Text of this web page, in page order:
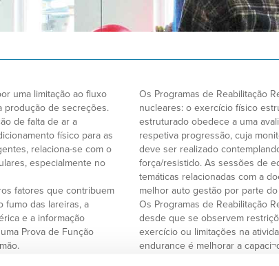
uma limitação ao fluxo
produção de secreções.
de falta de ar a
físico para as
relaciona-se com o
especialmente no
fatores que contribuem
fumo das lareiras, a
e a informação
Prova de Função
em grande
Os Programas de Reabilitação
nucleares: o exercício físico
estruturado obedece a uma
respetiva progressão, cuja
deve ser realizado
força/resistido. As sessões de
temáticas relacionadas com a
melhor auto gestão por parte
Os Programas de Reabilitação
desde que se observem
exercício ou limitações na
endurance é melhorar a
as atividades diárias, com